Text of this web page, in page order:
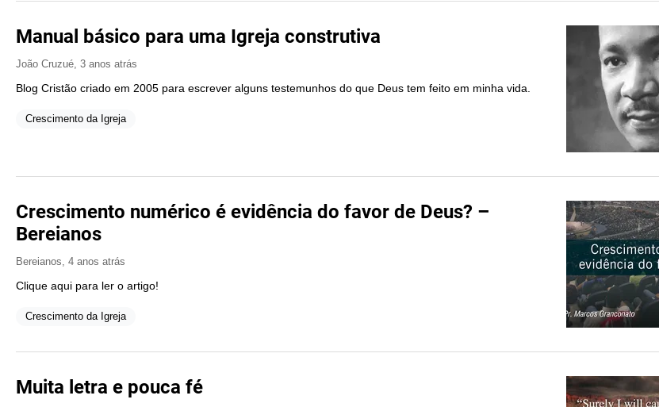
Manual básico para uma Igreja construtiva
João Cruzué 3 anos atrás
Blog Cristão criado em 2005 para escrever alguns testemunhos do que Deus tem feito em minha vida.
Crescimento da Igreja
Crescimento numérico é evidência do favor de Deus? –
Bereianos
Bereianos 4 anos atrás
Clique aqui para ler o artigo!
Crescimento da Igreja
Muita letra e pouca fé